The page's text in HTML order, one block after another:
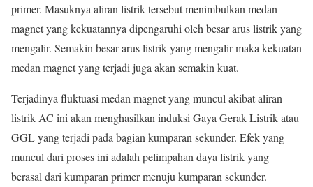
primer. Masuknya aliran listrik tersebut menimbulkan medan
magnet yang kekuatannya dipengaruhi oleh besar arus listrik yang
mengalir. Semakin besar arus listrik yang mengalir maka kekuatan
medan magnet yang terjadi juga akan semakin kuat.
Terjadinya fluktuasi medan magnet yang muncul akibat aliran
listrik AC ini akan menghasilkan induksi Gaya Gerak Listrik atau
GGL yang terjadi pada bagian kumparan sekunder. Efek yang
muncul dari proses ini adalah pelimpahan daya listrik yang
berasal dari kumparan primer menuju kumparan sekunder.